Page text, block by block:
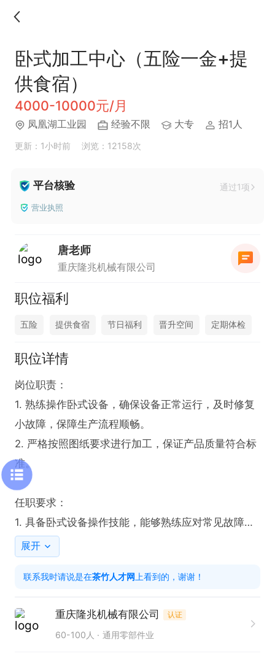
卧式加工中心（五险一金+提
供食宿）
4000-10000元/月
凤凰湖工业园 经验不限 大专 招1人
更新：1小时前 浏览：12158次
平台核验 通过1项
营业执照
唐老师
重庆隆兆机械有限公司
职位福利
五险 提供食宿 节日福利 晋升空间 定期体检
职位详情
岗位职责：
1. 熟练操作卧式设备，确保设备正常运行，及时修复
小故障，保障生产流程顺畅。
2. 严格按照图纸要求进行加工，保证产品质量符合标
准。
任职要求：
1. 具备卧式设备操作技能，能够熟练应对常见故障并
及时修复。
展开
联系我时请说是在茶竹人才网 上看到的，谢谢！
重庆隆兆机械有限公司 认证
60-100人 通用零部件业